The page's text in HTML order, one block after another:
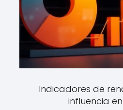
Indicadores de
influencia en